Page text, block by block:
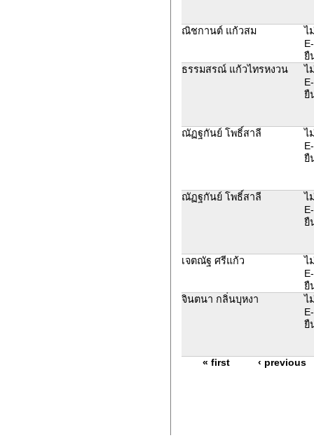
ณิชกานต์ แก้วสม
ไ
ยื
ธรรมสรณ์ แก้วไทรหงวน
ไ
ยื
ณัฏฐกันย์ โพธิ์สาลี
ไ
ยื
ณัฏฐกันย์ โพธิ์สาลี
ไ
ยื
เจตณัฐ ศรีแก้ว
ไ
ยื
จินตนา กลิ่นบุหงา
ไ
ยื
« first ‹ previous